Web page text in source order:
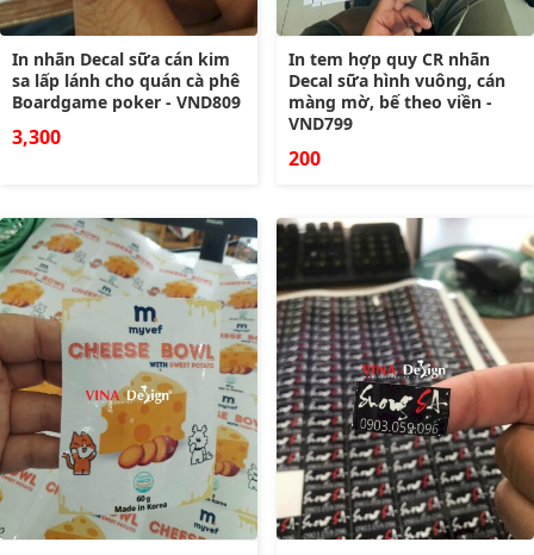
In nhãn Decal sữa cán kim
sa lấp lánh cho quán cà phê
Boardgame poker - VND809
3,300
In tem hợp quy CR nhãn
Decal sữa hình vuông, cán
màng mờ, bế theo viền -
VND799
200